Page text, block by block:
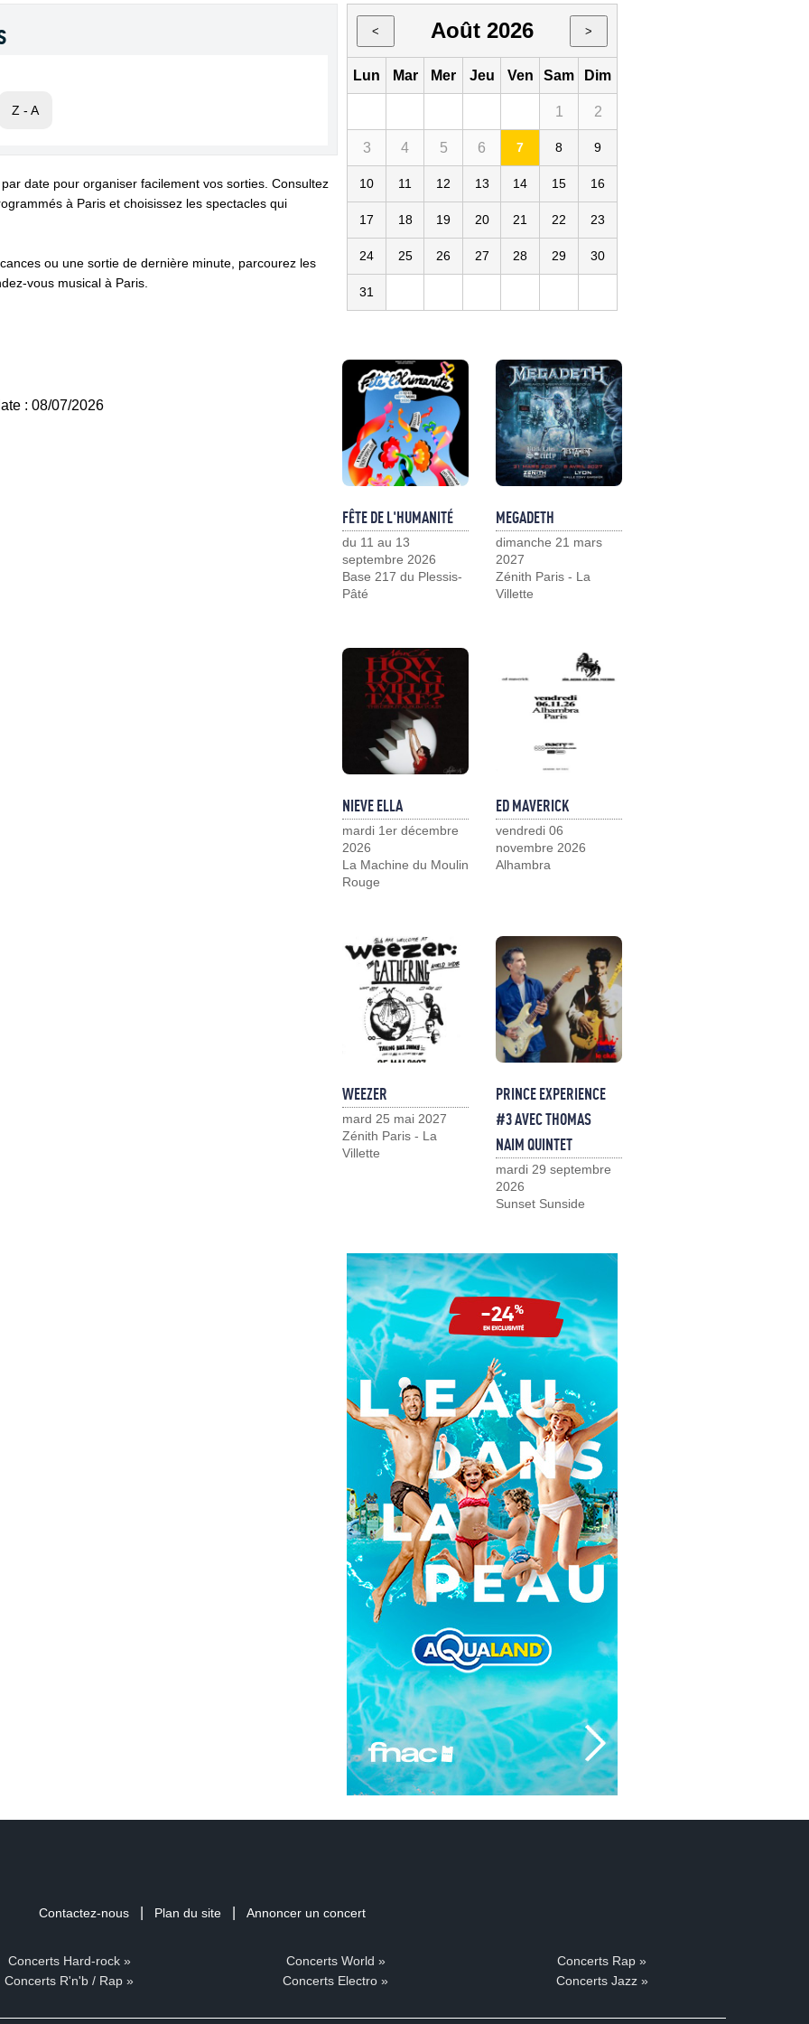
Z - A
date pour organiser facilement vos sorties. Consultez
à Paris et choisissez les spectacles qui
ou une sortie de dernière minute, parcourez les
vous musical à Paris.
: 08/07/2026
< Août 2026 >
Lun Mar Mer Jeu Ven Sam Dim
1 2
3 4 5 6 7 8 9
10 11 12 13 14 15 16
17 18 19 20 21 22 23
24 25 26 27 28 29 30
31
FÊTE DE L'HUMANITÉ
du 11 au 13
septembre 2026
Base 217 du Plessis-
Pâté
MEGADETH
dimanche 21 mars
2027
Zénith Paris - La
Villette
NIEVE ELLA
mardi 1er décembre
2026
La Machine du Moulin
Rouge
ED MAVERICK
vendredi 06
novembre 2026
Alhambra
WEEZER
mard 25 mai 2027
Zénith Paris - La
Villette
PRINCE EXPERIENCE
#3 AVEC THOMAS
NAIM QUINTET
mardi 29 septembre
2026
Sunset Sunside
Contactez-nous Plan du site Annoncer un concert
Concerts Hard-rock »
Concerts R'n'b / Rap »
Concerts World »
Concerts Electro »
Concerts Rap »
Concerts Jazz »